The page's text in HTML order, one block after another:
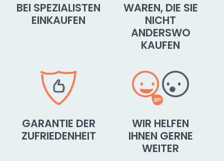
BEI SPEZIALISTEN
EINKAUFEN
WAREN, DIE SIE
NICHT
ANDERSWO
KAUFEN
GARANTIE DER
ZUFRIEDENHEIT
WIR HELFEN
IHNEN GERNE
WEITER